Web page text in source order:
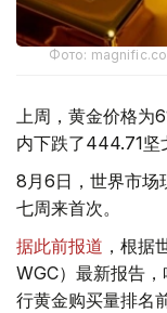
Фото:
上周，黄金价格为
内下跌了444.71坚
8月6日，世界市场
七周来首次。
据此前报道 ，根
WGC）最新报告
行黄金购买量排名